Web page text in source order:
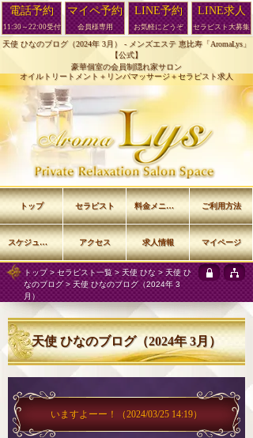
天使 ひなのブログ（2024年 3月） - メンズエステ 恵比寿「AromaLys」
【公式】
豪華個室の会員制隠れ家サロン
オイルトリートメント＋リンパマッサージ＋セラピスト求人
トップ> セラピスト一覧 >天使 ひな >天使 ひ
なのブログ> 天使 ひなのブログ（2024年 3
月）
天使 ひなのブログ（2024年 3月）
いますよーー！ （2024/03/25 14:19）
トップ セラピスト 料金メニュー ご利用方法
スケジュール アクセス 求人情報 マイページ
電話予約
11:30～22:00受付
マイペ予約
会員様専用
LINE予約
お気軽にどうぞ
LINE求人
セラピスト大募集